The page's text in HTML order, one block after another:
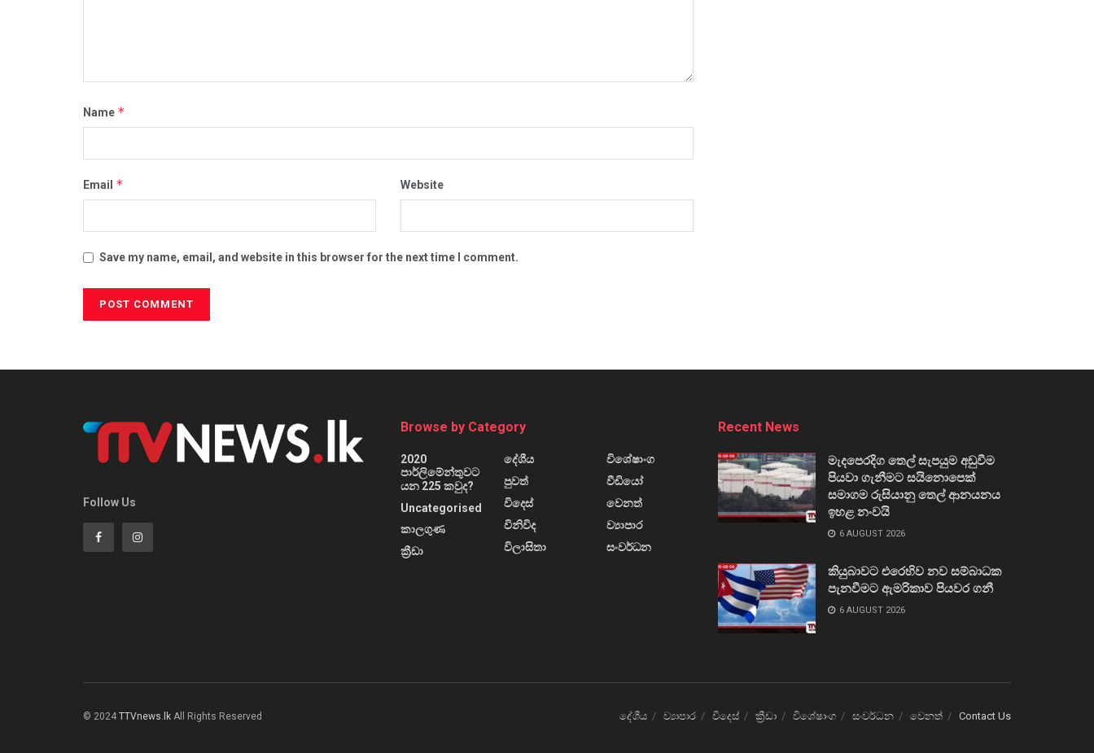
Name *
Email * Website
Save my name, email, and website in this browser for the next time I comment.
Follow Us
Browse by Category
2020
පාර්ලිමේන්තුවට
යන 225 කවුද?
Uncategorised
කාලගුණ
ක්‍රීඩා
දේශීය
පුවත්
විදෙස්
විනිවිද
විලාසිතා
විශේෂාංග
වීඩියෝ
වෙනත්
ව්‍යාපාර
සංවර්ධන
Recent News
මැදපෙරදිග තෙල් සැපයුම අඩුවීම
පියවා ගැනීමට සයිනොපෙක්
සමාගම රුසියානු තෙල් ආනයනය
ඉහළ නංවයි
6 AUGUST 2026
කියුබාවට එරෙහිව නව සම්බාධක
පැනවීමට ඇමරිකාව පියවර ගනී
6 AUGUST 2026
දේශීය ව්‍යාපාර විදෙස් ක්‍රීඩා විශේෂාංග සංවර්ධන වෙනත් Contact Us
© 2024 TTVnews.lk All Rights Reserved